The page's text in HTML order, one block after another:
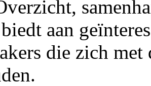
aan
die zich